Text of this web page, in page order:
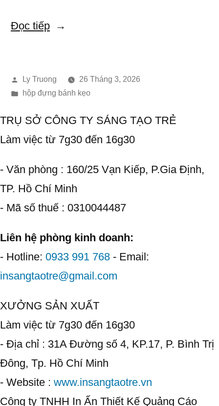
Đọc tiếp“HỘP
–
MỞ
HỘP,
ĐÃ
ĐƠN”
Đăng
bởi
Ly Truong
26 Tháng 3, 2026
Đăng
hộp đựng bánh kẹo
TRỤ SỞ CÔNG TY SÁNG TẠO TRẺ
Làm việc từ 7g30 đến 16g30
- Văn phòng : 160/25 Vạn Kiếp, P.Gia Định,
TP. Hồ Chí Minh
- Mã số thuế : 0310044487
Liên hệ phòng kinh doanh:
- Hotline: 0933 991 768 - Email:
insangtaotre@gmail.com
XƯỞNG SẢN XUẤT
Làm việc từ 7g30 đến 16g30
- Địa chỉ : 31A Đường số 4, KP.17, P. Bình Trị
Đông, Tp. Hồ Chí Minh
- Website : www.insangtaotre.vn
Công ty TNHH In Ấn Thiết Kế Quảng Cáo